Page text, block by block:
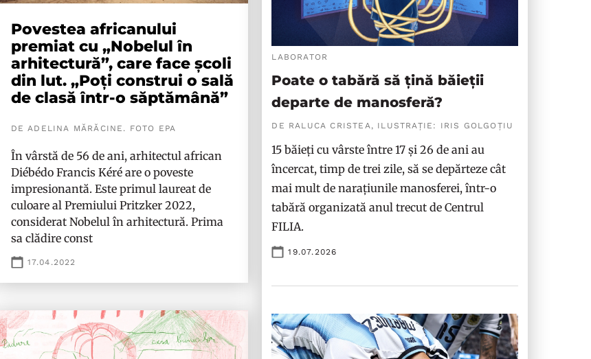
Povestea africanului
premiat cu „Nobelul în
arhitectură”, care face școli
din lut. „Poți construi o sală
de clasă într-o săptămână”
DE ADELINA MĂRĂCINE. FOTO EPA
În vârstă de 56 de ani, arhitectul african
Diébédo Francis Kéré are o poveste
impresionantă. Este primul laureat de
culoare al Premiului Pritzker 2022,
considerat Nobelul în arhitectură. Prima
sa clădire const
17.04.2022
LABORATOR
Poate o tabără să țină băieții
departe de manosferă?
DE RALUCA CRISTEA, ILUSTRAȚIE: IRIS GOLGOȚIU
15 băieți cu vârste între 17 și 26 de ani au
încercat, timp de trei zile, să se depărteze cât
mai mult de narațiunile manosferei, într-o
tabără organizată anul trecut de Centrul
FILIA.
19.07.2026